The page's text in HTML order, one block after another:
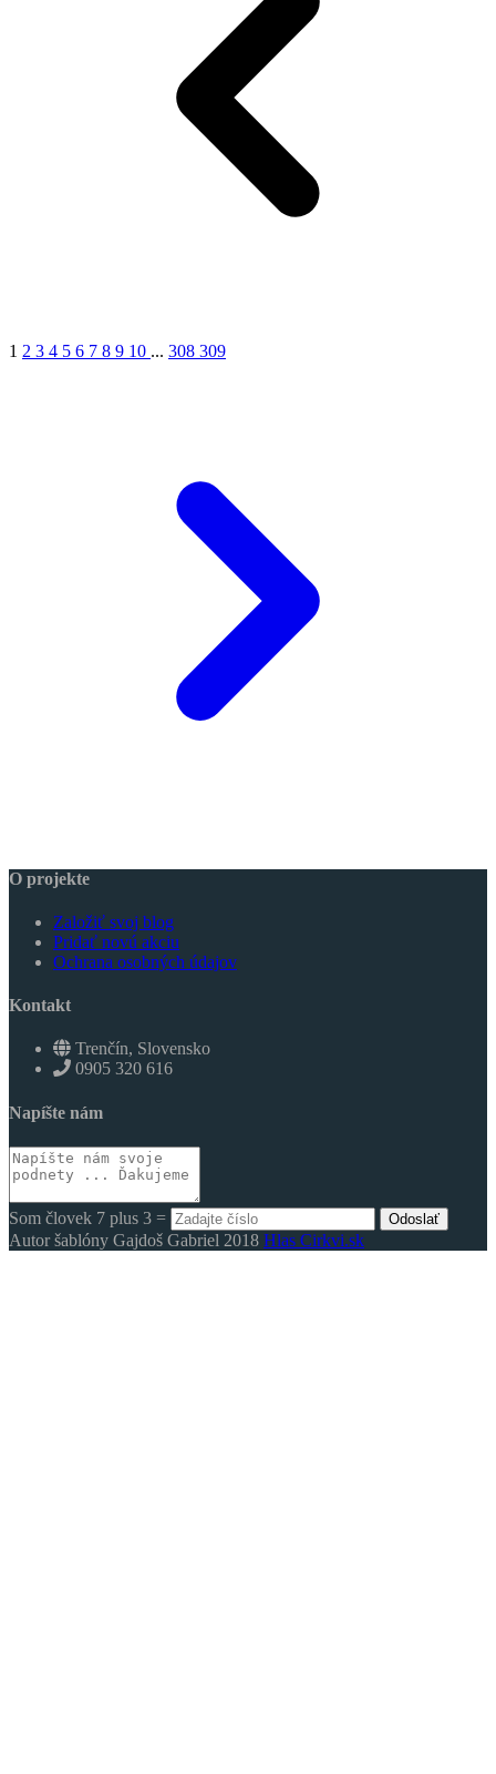
1 2 3 4 5 6 7 8 9 10 ... 308 309
O projekte
Založiť svoj blog
Pridať novú akciu
Ochrana osobných údajov
Kontakt
Trenčín, Slovensko
0905 320 616
Napíšte nám
Som človek 7 plus 3 = Odoslať
Autor šablóny Gajdoš Gabriel 2018 Hlas Cirkvi.sk